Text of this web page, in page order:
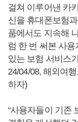
걸쳐 이루어낸 카
신을 휴대폰보험
품에서도 지속해
럼 한 번 써본 사
있는 보험 서비스
24/04/08, 해외여
하자)
“사용자들이 기존